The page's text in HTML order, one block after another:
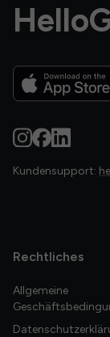
Kundensupport:
Rechtliches
Allgemeine